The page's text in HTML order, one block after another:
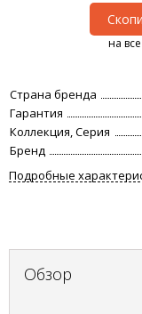
на
Страна бренда
Гарантия
Коллекция, Серия
Бренд
Подробные
Обзор